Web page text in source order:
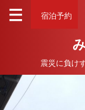
宿泊予約
震災に負け